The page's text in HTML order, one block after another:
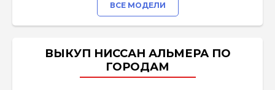
ВСЕ МОДЕЛИ
ВЫКУП НИССАН АЛЬМЕРА ПО
ГОРОДАМ